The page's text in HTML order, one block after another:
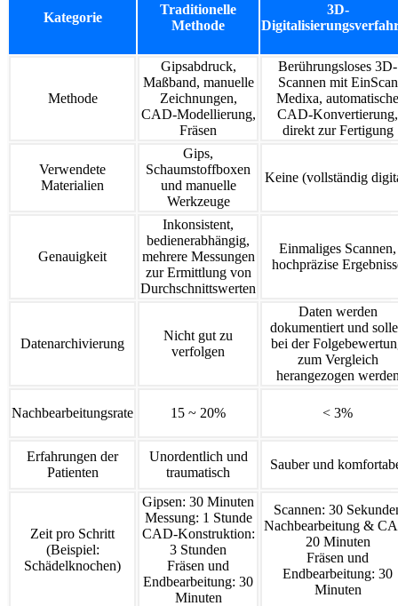
Kategorie
Traditionelle
Methode
3D-
Methode
Gipsabdruck,
Maßband, manuelle
Zeichnungen,
CAD-Modellierung,
Fräsen
Berührungsloses 3D-
Scannen mit EinScan
Medixa, automatische
CAD-Konvertierung,
direkt zur Fertigung
Verwendete
Materialien
Gips,
Schaumstoffboxen
und manuelle
Werkzeuge
Keine (vollständig
Genauigkeit
Inkonsistent,
bedienerabhängig,
mehrere Messungen
zur Ermittlung von
Durchschnittswerten
Einmaliges Scannen,
hochpräzise
Datenarchivierung
Nicht gut zu
verfolgen
Daten werden
dokumentiert und
bei der
zum Vergleich
herangezogen
Nachbearbeitungsrate 15 ~ 20% < 3%
Erfahrungen der
Patienten
Unordentlich und
traumatisch
Sauber und
Zeit pro Schritt
(Beispiel:
Schädelknochen)
Gipsen: 30 Minuten
Messung: 1 Stunde
CAD-Konstruktion:
3 Stunden
Fräsen und
Endbearbeitung: 30
Minuten
Scannen: 30
Nachbearbeitung &
20 Minuten
Fräsen und
Endbearbeitung: 30
Minuten